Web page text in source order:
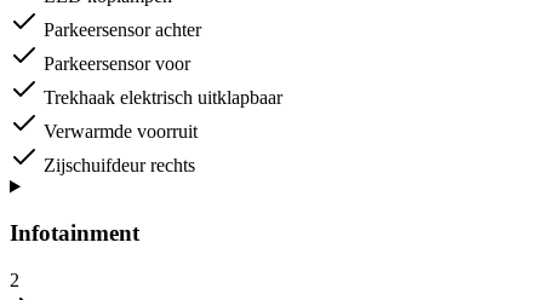
Parkeersensor achter
Parkeersensor voor
Trekhaak elektrisch uitklapbaar
Verwarmde voorruit
Zijschuifdeur rechts
Infotainment
2